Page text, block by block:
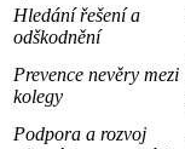
Hledání řešení a
odškodnění
Prevence nevěry mezi
kolegy
Podpora a rozvoj